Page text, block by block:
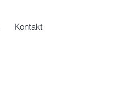
Kontakt